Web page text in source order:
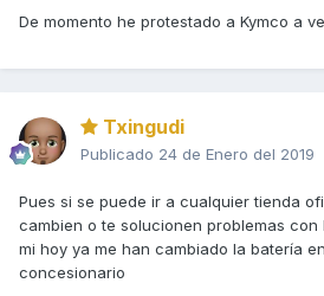
De momento he protestado a Kymco a
Txingudi
Publicado 24 de Enero del 2019
Pues si se puede ir a cualquier tienda
cambien o te solucionen problemas con
mi hoy ya me han cambiado la batería
concesionario